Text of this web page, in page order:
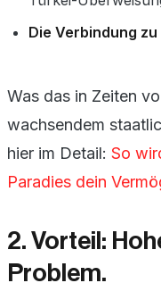
Die Verbindung
Was das in Zeiten
wachsendem
hier im Detail: So
Paradies dein
2. Vorteil:
Problem.